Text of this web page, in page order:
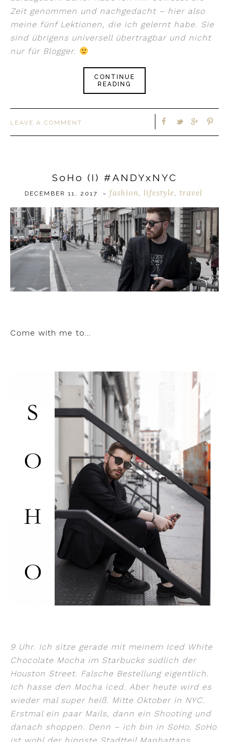
Zeit genommen und nachgedacht – hier also
meine fünf Lektionen, die ich gelernt habe. Sie
sind übrigens universell übertragbar und nicht
nur für Blogger.
CONTINUE
READING
LEAVE A COMMENT
SoHo (I) #ANDYxNYC
DECEMBER 11, 2017 ~ fashion, lifestyle, travel
Come with me to…
9 Uhr. Ich sitze gerade mit meinem Iced White
Chocolate Mocha im Starbucks südlich der
Houston Street. Falsche Bestellung eigentlich.
Ich hasse den Mocha iced. Aber heute wird es
wieder mal super heiß. Mitte Oktober in NYC.
Erstmal ein paar Mails, dann ein Shooting und
danach shoppen. Denn – ich bin in SoHo. SoHo